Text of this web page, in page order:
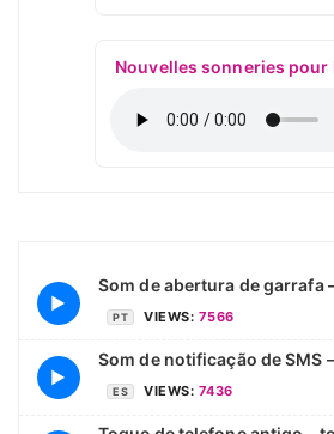
Nouvelles sonneries pour
▶
Som de abertura de garrafa
PT VIEWS: 7566
▶
Som de notificação de SMS
ES VIEWS: 7436